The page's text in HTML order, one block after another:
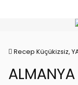
Recep Küçükizsiz,